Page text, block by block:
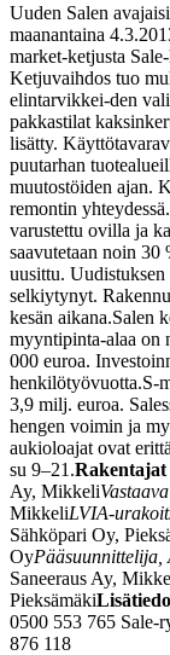
Uuden Salen
maanantaina
market-ketjusta
Ketjuvaihdos tuo
elintarvikkei-den
pakkastilat
lisätty.
puutarhan
muutostöiden ajan.
remontin
varustettu ovilla ja
saavutetaan noin 30
uusittu.
selkiytynyt.
kesän aikana.Salen
myyntipinta-alaa on
000 euroa.
henkilötyövuotta.S-
3,9 milj. euroa.
hengen voimin ja
aukioloajat ovat
su 9–21.
Ay, Mikkeli
MikkeliLVIA-
Sähköpari Oy,
OyPääsuunnittelija,
Saneeraus Ay,
Pieksämäki
0500 553 765 Sale-
876 118